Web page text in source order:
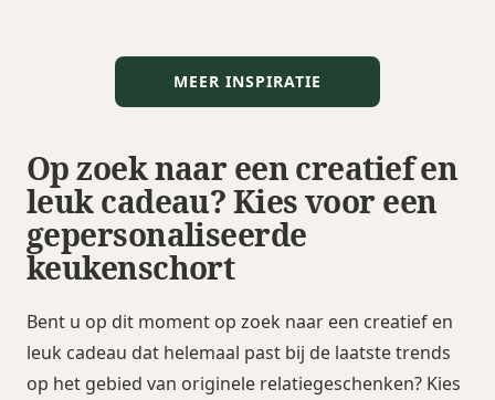
MEER INSPIRATIE
Op zoek naar een creatief en
leuk cadeau? Kies voor een
gepersonaliseerde
keukenschort
Bent u op dit moment op zoek naar een creatief en
leuk cadeau dat helemaal past bij de laatste trends
op het gebied van originele relatiegeschenken? Kies